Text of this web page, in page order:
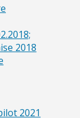
2018
2021